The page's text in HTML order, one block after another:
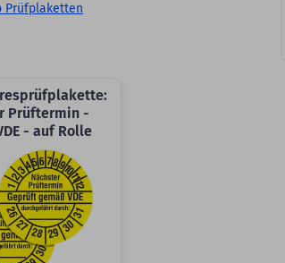
Prüfplaketten
Prüftermin -
- auf Rolle